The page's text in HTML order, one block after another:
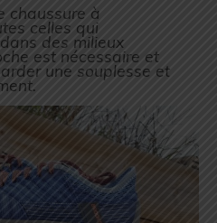
chaussure à
celles qui
des milieux
est nécessaire et
une souplesse et